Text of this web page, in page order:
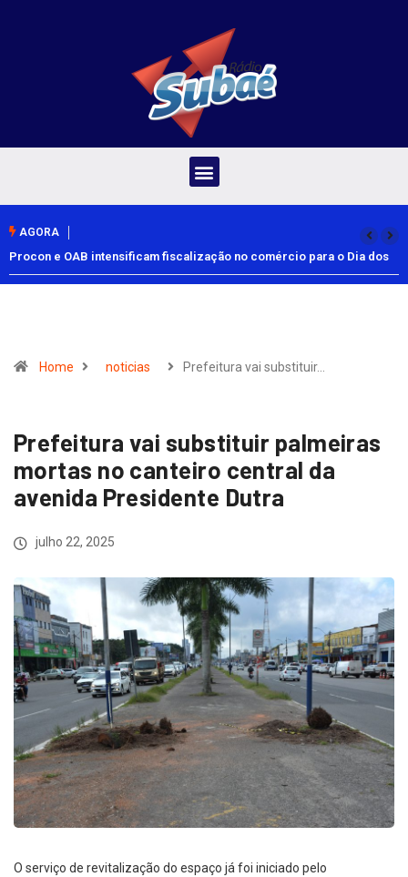
AGORA
Procon e OAB intensificam fiscalização no comércio para o Dia dos
Pais
Home noticias Prefeitura vai substituir…
Prefeitura vai substituir palmeiras
mortas no canteiro central da
avenida Presidente Dutra
julho 22, 2025
O serviço de revitalização do espaço já foi iniciado pelo